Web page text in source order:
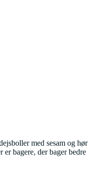
med sesam og
bagere, der bager